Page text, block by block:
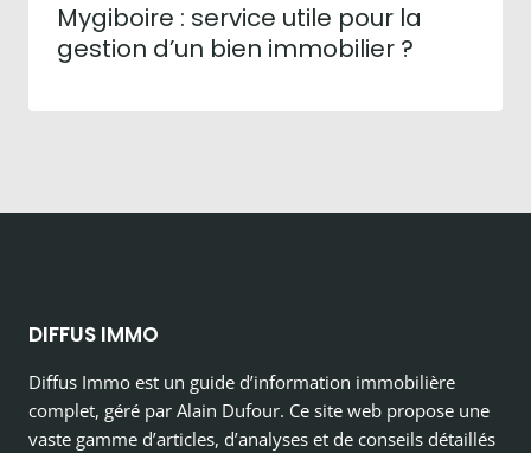
Mygiboire : service utile pour la
gestion d’un bien immobilier ?
DIFFUS IMMO
Diffus Immo est un guide d’information immobilière
complet, géré par Alain Dufour. Ce site web propose une
vaste gamme d’articles, d’analyses et de conseils détaillés